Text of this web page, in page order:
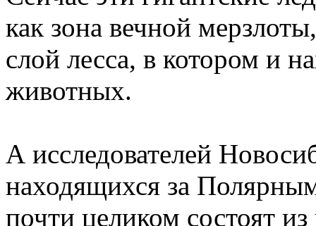
как зона вечной
слой лесса, в котором и
животных.
А исследователей
находящихся за
почти целиком состоят